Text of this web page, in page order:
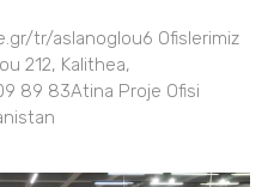
tr/aslanoglou6 Ofislerimiz
212, Kalithea,
89 83Atina Proje Ofisi